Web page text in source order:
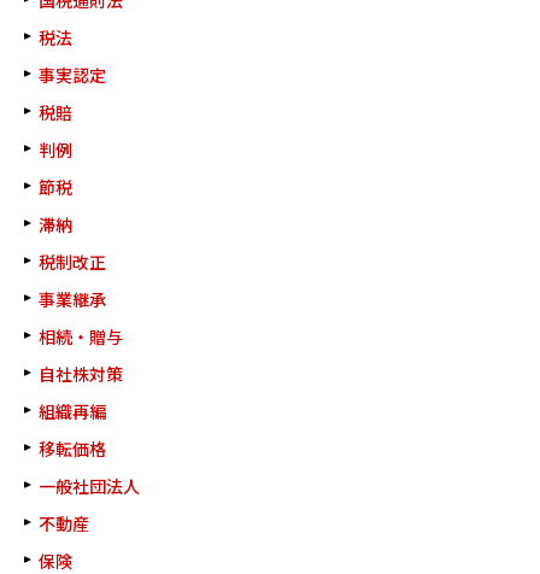
税法
事実認定
税賠
判例
節税
滞納
税制改正
事業継承
相続・贈与
自社株対策
組織再編
移転価格
一般社団法人
不動産
保険